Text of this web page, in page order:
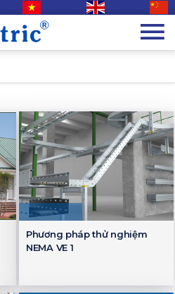
Phương pháp thử nghiệm
NEMA VE 1